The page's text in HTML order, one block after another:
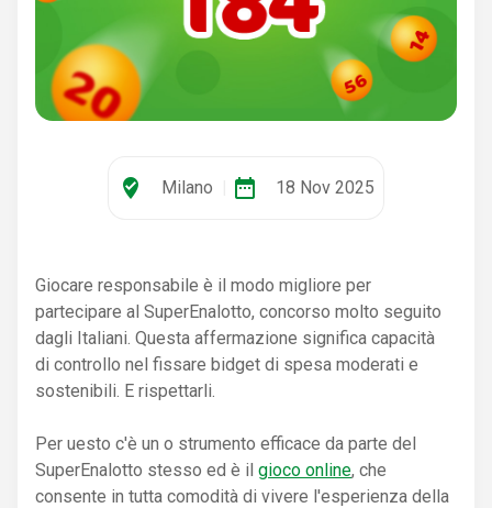
where_to_vote Milano date_range 18 Nov 2025
Giocare responsabile è il modo migliore per
partecipare al SuperEnalotto, concorso molto seguito
dagli Italiani. Questa affermazione significa capacità
di controllo nel fissare bidget di spesa moderati e
sostenibili. E rispettarli.
Per uesto c'è un o strumento efficace da parte del
SuperEnalotto stesso ed è il gioco online, che
consente in tutta comodità di vivere l'esperienza della